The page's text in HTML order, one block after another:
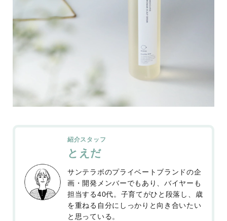
紹介スタッフ
とえだ
サンテラボのプライベートブランドの企
画・開発メンバーでもあり、バイヤーも
担当する40代。子育てがひと段落し、歳
を重ねる自分にしっかりと向き合いたい
と思っている。